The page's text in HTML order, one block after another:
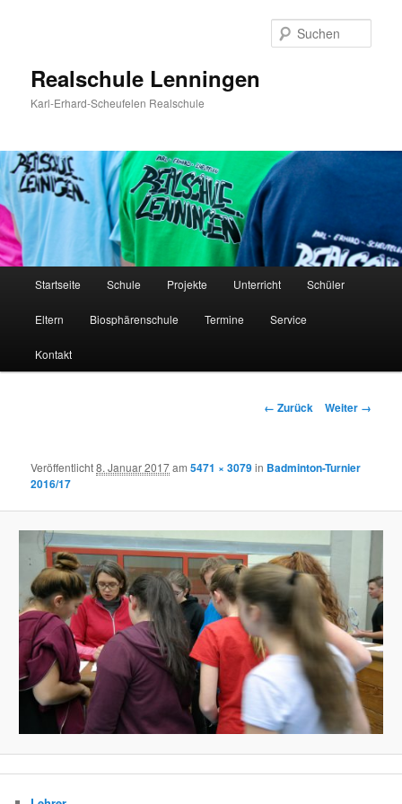
Realschule Lenningen
Karl-Erhard-Scheufelen Realschule
Startseite Schule Projekte Unterricht Schüler
Eltern Biosphärenschule Termine Service
Kontakt
Bilder-
← Zurück Weiter →
Veröffentlicht8. Januar 2017am5471 × 3079in Badminton-Turnier
2016/17